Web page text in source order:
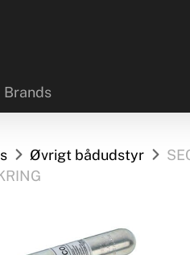
Brands
Øvrigt bådudstyr